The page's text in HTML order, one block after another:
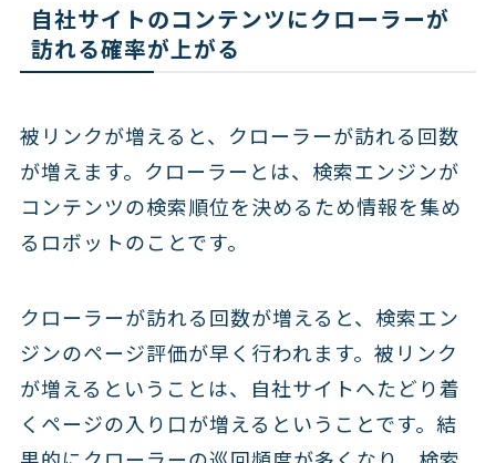
自社サイトのコンテンツにクローラーが
訪れる確率が上がる
被リンクが増えると、クローラーが訪れる回数
が増えます。クローラーとは、検索エンジンが
コンテンツの検索順位を決めるため情報を集め
るロボットのことです。
クローラーが訪れる回数が増えると、検索エン
ジンのページ評価が早く行われます。被リンク
が増えるということは、自社サイトへたどり着
くページの入り口が増えるということです。結